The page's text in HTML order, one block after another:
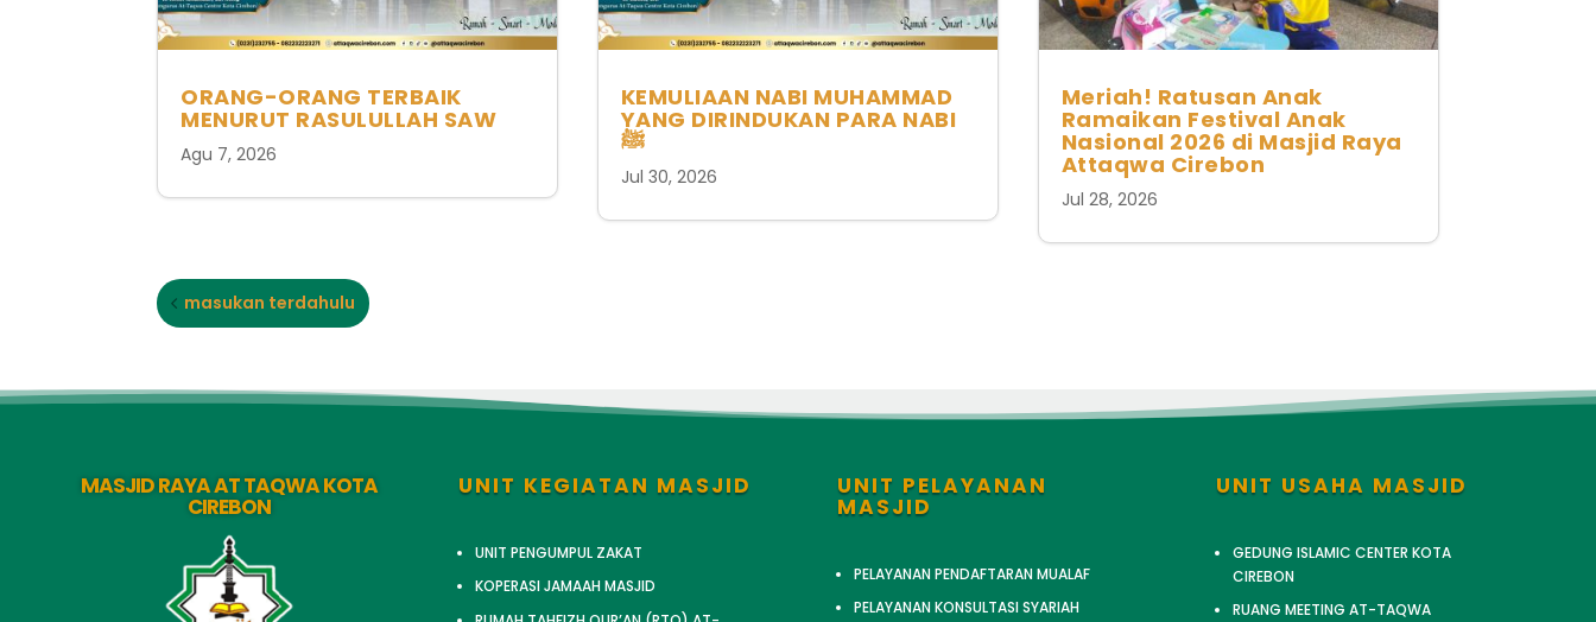
ORANG-ORANG TERBAIK
MENURUT RASULULLAH SAW
Agu 7, 2026
KEMULIAAN NABI MUHAMMAD
YANG DIRINDUKAN PARA NABI
ﷺ
Jul 30, 2026
Meriah! Ratusan Anak
Ramaikan Festival Anak
Nasional 2026 di Masjid Raya
Attaqwa Cirebon
Jul 28, 2026
masukan terdahulu
MASJID RAYA AT TAQWA KOTA
CIREBON
UNIT KEGIATAN MASJID
UNIT PENGUMPUL ZAKAT
KOPERASI JAMAAH MASJID
UNIT PELAYANAN
MASJID
PELAYANAN PENDAFTARAN MUALAF
PELAYANAN KONSULTASI SYARIAH
UNIT USAHA MASJID
GEDUNG ISLAMIC CENTER KOTA
CIREBON
RUANG MEETING AT-TAQWA